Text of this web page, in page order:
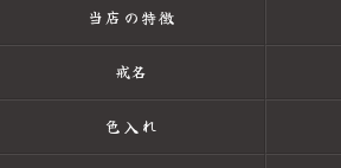
当店の特徴
戒名
色入れ